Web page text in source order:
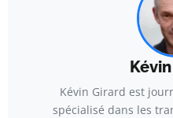
Kévin Girard est
spécialisé dans les